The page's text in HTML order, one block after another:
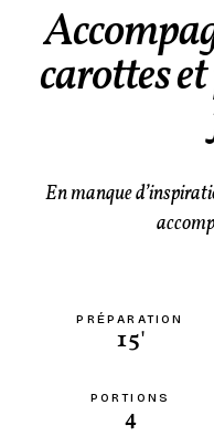
carottes
En manque
PRÉPARATION
15'
PORTIONS
4